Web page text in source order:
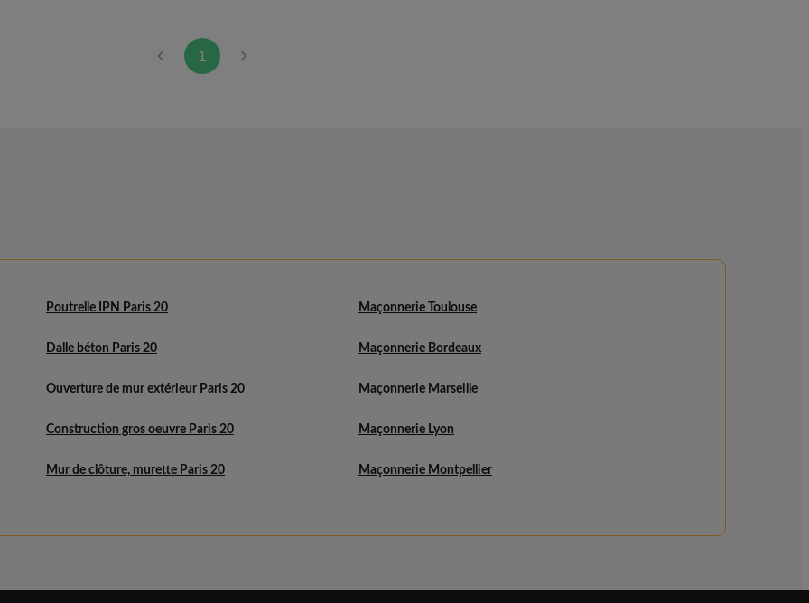
1
Poutrelle IPN Paris 20
Dalle béton Paris 20
Ouverture de mur extérieur Paris 20
Construction gros oeuvre Paris 20
Mur de clôture, murette Paris 20
Maçonnerie Toulouse
Maçonnerie Bordeaux
Maçonnerie Marseille
Maçonnerie Lyon
Maçonnerie Montpellier